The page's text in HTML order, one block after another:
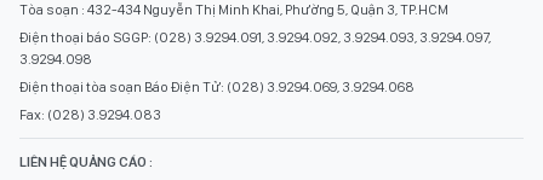
Tòa soạn : 432-434 Nguyễn Thị Minh Khai, Phường 5, Quận 3, TP.HCM
Điện thoại báo SGGP: (028) 3.9294.091, 3.9294.092, 3.9294.093, 3.9294.097,
3.9294.098
Điện thoại tòa soạn Báo Điện Tử: (028) 3.9294.069, 3.9294.068
Fax: (028) 3.9294.083
LIÊN HỆ QUẢNG CÁO :